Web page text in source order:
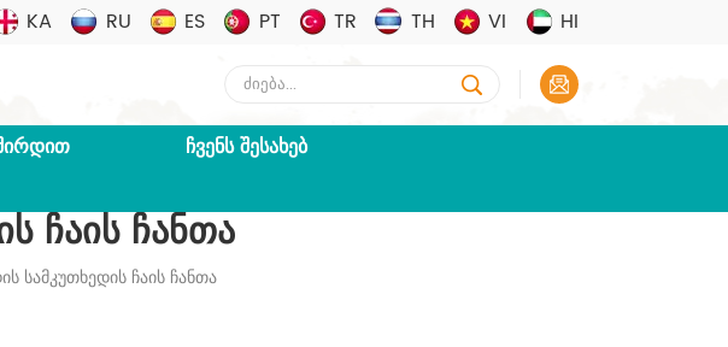
KA RU ES PT TR TH VI HI
ᲩᲕᲔᲜᲡ ᲨᲔᲡᲐᲮᲔᲑ
Ჩაის Ჩანთა
Სამკუთხედის Ჩაის Ჩანთა